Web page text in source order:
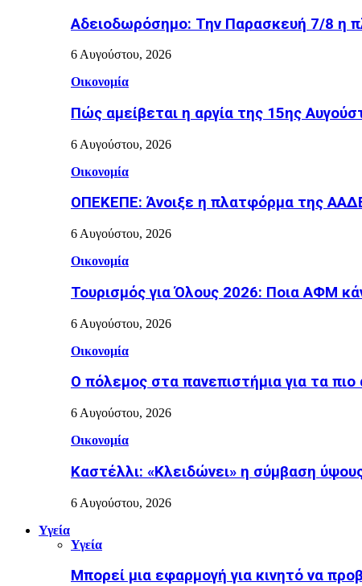
Αδειοδωρόσημο: Την Παρασκευή 7/8 η
6 Αυγούστου, 2026
Οικονομία
Πώς αμείβεται η αργία της 15ης
6 Αυγούστου, 2026
Οικονομία
ΟΠΕΚΕΠΕ: Άνοιξε η πλατφόρμα της
6 Αυγούστου, 2026
Οικονομία
Τουρισμός για Όλους 2026: Ποια ΑΦΜ
6 Αυγούστου, 2026
Οικονομία
Ο πόλεμος στα πανεπιστήμια για τα
6 Αυγούστου, 2026
Οικονομία
Καστέλλι: «Κλειδώνει» η σύμβαση
6 Αυγούστου, 2026
Υγεία
Υγεία
Μπορεί μια εφαρμογή για κινητό να